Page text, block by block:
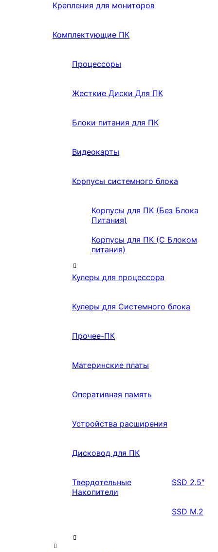
Крепления для мониторов
Комплектующие ПК
Процессоры
Жесткие Диски Для ПК
Блоки питания для ПК
Видеокарты
Корпусы системного блока
Корпусы для ПК (Без Блока
Питания)
Корпусы для ПК (С Блоком
питания)
Кулеры для процессора
Кулеры для Системного блока
Прочее-ПК
Материнские платы
Оперативная память
Устройства расширения
Дисковод для ПК
Твердотельные
Накопители
SSD 2.5″
SSD M.2